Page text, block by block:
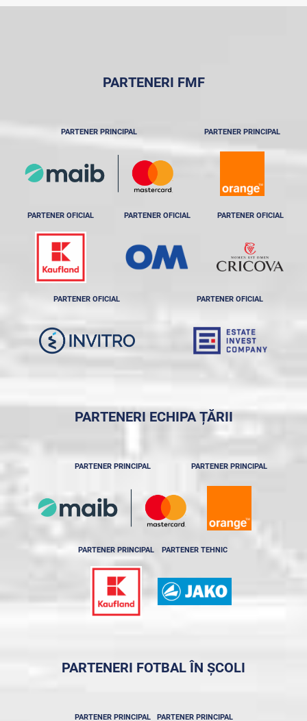
PARTENERI FMF
PARTENER PRINCIPAL PARTENER PRINCIPAL
PARTENER OFICIAL PARTENER OFICIAL PARTENER OFICIAL
PARTENER OFICIAL PARTENER OFICIAL
PARTENERI ECHIPA ȚĂRII
PARTENER PRINCIPAL PARTENER PRINCIPAL
PARTENER PRINCIPAL PARTENER TEHNIC
PARTENERI FOTBAL ÎN ȘCOLI
PARTENER PRINCIPAL PARTENER PRINCIPAL